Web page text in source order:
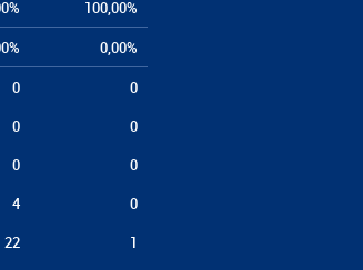
100,00%
0,00%
0 0
0 0
0 0
4 0
22 1